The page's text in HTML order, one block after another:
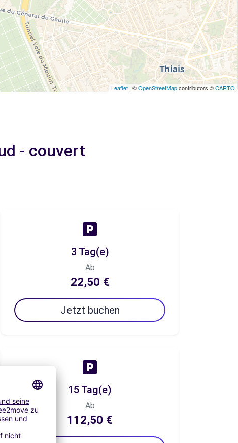
Leaflet | ©OpenStreetMapcontributors ©CARTO
- couvert
3 Tag(e)
Ab
22,50 €
Jetzt buchen
15 Tag(e)
Ab
112,50 €